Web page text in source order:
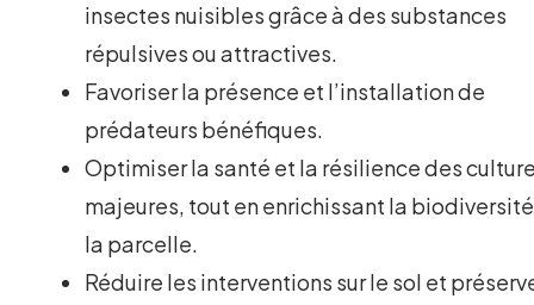
insectes nuisibles grâce à des substances
répulsives ou attractives.
Favoriser la présence et l’installation de
prédateurs bénéfiques.
Optimiser la santé et la résilience des
majeures, tout en enrichissant la
la parcelle.
Réduire les interventions sur le sol et